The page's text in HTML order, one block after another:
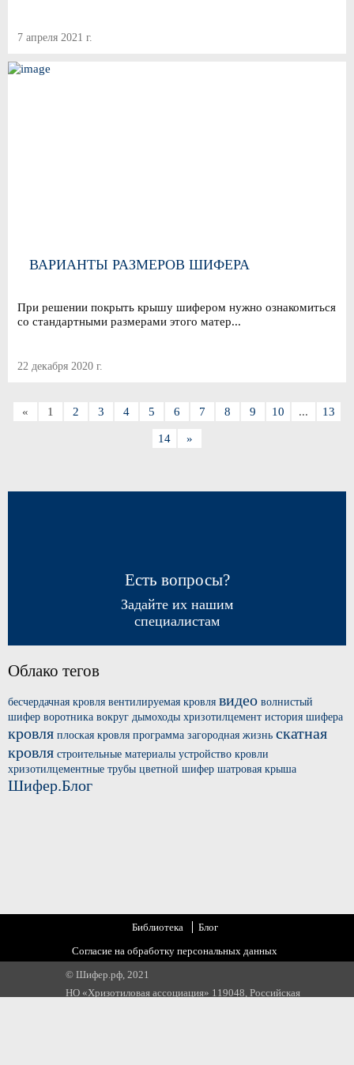
7 апреля 2021 г.
ВАРИАНТЫ РАЗМЕРОВ ШИФЕРА
При решении покрыть крышу шифером нужно ознакомиться
со стандартными размерами этого матер...
22 декабря 2020 г.
« 1 2 3 4 5 6 7 8 9 10 ... 13
14 »
Есть вопросы?
Задайте их нашим
специалистам
Облако тегов
бесчердачная кровля вентилируемая кровля видео волнистый
шифер воротника вокруг дымоходы хризотилцемент история шифера
кровля плоская кровля программа загородная жизнь скатная
кровля строительные материалы устройство кровли
хризотилцементные трубы цветной шифер шатровая крыша
Шифер.Блог
Библиотека
Блог
Согласие на обработку персональных данных
© Шифер.рф, 2021
НО «Хризотиловая ассоциация» 119048, Российская